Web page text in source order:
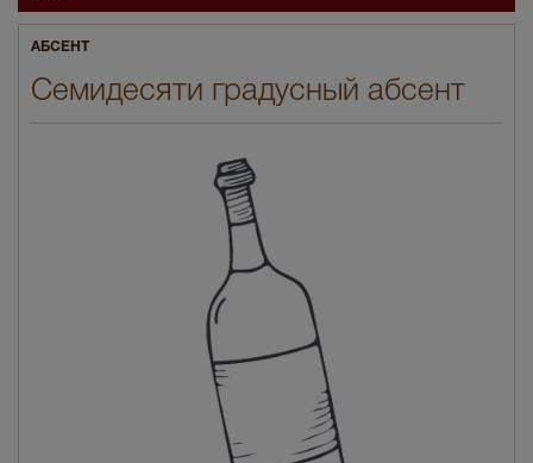
АБСЕНТ
Семидесяти градусный абсент